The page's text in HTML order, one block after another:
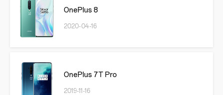
OnePlus 8
2020-04-16
OnePlus 7T Pro
2019-11-16